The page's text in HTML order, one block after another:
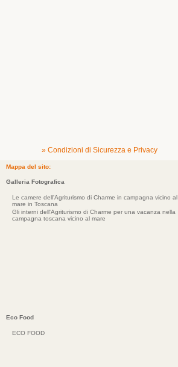
» Condizioni di Sicurezza e Privacy
Mappa del sito:
Galleria Fotografica
Le camere dell'Agriturismo di Charme in campagna vicino al
mare in Toscana
Gli interni dell'Agriturismo di Charme per una vacanza nella
campagna toscana vicino al mare
Eco Food
ECO FOOD